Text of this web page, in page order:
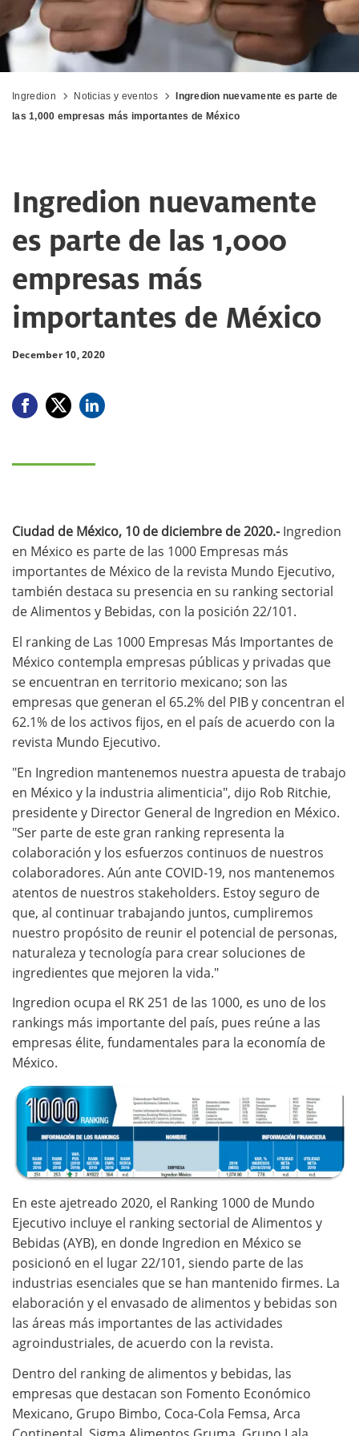
Ingredion Noticias y eventos
Ingredion nuevamente es parte de
las 1,000 empresas más importantes de México
Ingredion nuevamente
es parte de las 1,000
empresas más
importantes de México
December 10, 2020
Ciudad de México, 10 de diciembre de 2020.-Ingredion
en México es parte de las 1000 Empresas más
importantes de México de la revista Mundo Ejecutivo,
también destaca su presencia en su ranking sectorial
de Alimentos y Bebidas, con la posición 22/101.
El ranking de Las 1000 Empresas Más Importantes de
México contempla empresas públicas y privadas que
se encuentran en territorio mexicano; son las
empresas que generan el 65.2% del PIB y concentran el
62.1% de los activos fijos, en el país de acuerdo con la
revista Mundo Ejecutivo.
"En Ingredion mantenemos nuestra apuesta de trabajo
en México y la industria alimenticia", dijo Rob Ritchie,
presidente y Director General de Ingredion en México.
"Ser parte de este gran ranking representa la
colaboración y los esfuerzos continuos de nuestros
colaboradores. Aún ante COVID-19, nos mantenemos
atentos de nuestros stakeholders. Estoy seguro de
que, al continuar trabajando juntos, cumpliremos
nuestro propósito de reunir el potencial de personas,
naturaleza y tecnología para crear soluciones de
ingredientes que mejoren la vida."
Ingredion ocupa el RK 251 de las 1000, es uno de los
rankings más importante del país, pues reúne a las
empresas élite, fundamentales para la economía de
México.
En este ajetreado 2020, el Ranking 1000 de Mundo
Ejecutivo incluye el ranking sectorial de Alimentos y
Bebidas (AYB), en donde Ingredion en México se
posicionó en el lugar 22/101, siendo parte de las
industrias esenciales que se han mantenido firmes. La
elaboración y el envasado de alimentos y bebidas son
las áreas más importantes de las actividades
agroindustriales, de acuerdo con la revista.
Dentro del ranking de alimentos y bebidas, las
empresas que destacan son Fomento Económico
Mexicano, Grupo Bimbo, Coca-Cola Femsa, Arca